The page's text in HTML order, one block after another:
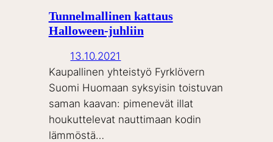
Tunnelmallinen kattaus
Halloween-juhliin
13.10.2021
Kaupallinen yhteistyö Fyrklövern
Suomi Huomaan syksyisin toistuvan
saman kaavan: pimenevät illat
houkuttelevat nauttimaan kodin
lämmöstä…